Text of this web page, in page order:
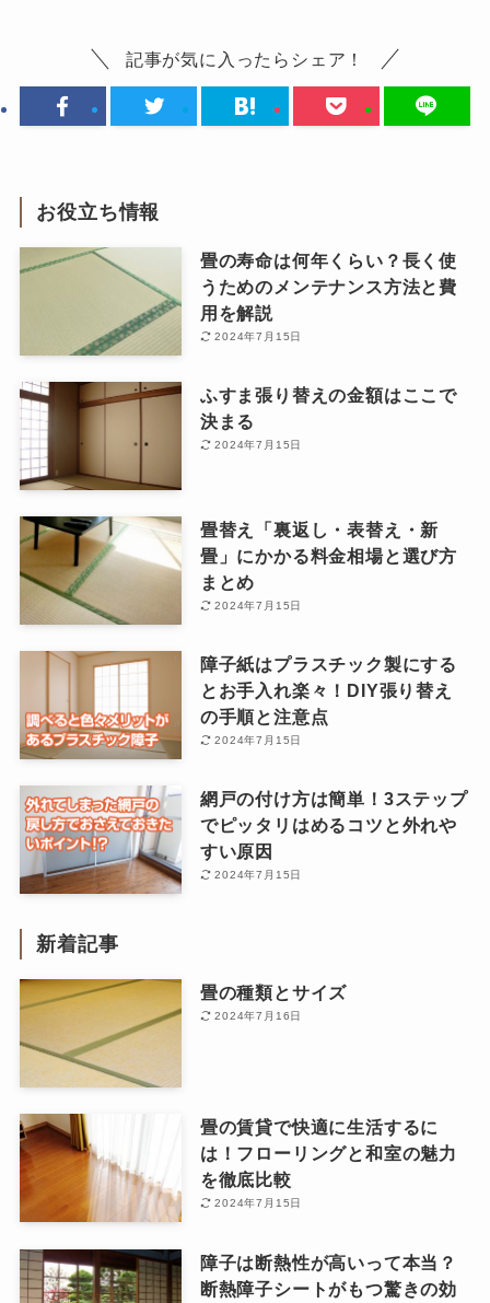
記事が気に入ったらシェア！
お役立ち情報
畳の寿命は何年くらい？長く使
うためのメンテナンス方法と費
用を解説
2024年7月15日
ふすま張り替えの金額はここで
決まる
2024年7月15日
畳替え「裏返し・表替え・新
畳」にかかる料金相場と選び方
まとめ
2024年7月15日
障子紙はプラスチック製にする
とお手入れ楽々！DIY張り替え
の手順と注意点
2024年7月15日
網戸の付け方は簡単！3ステップ
でピッタリはめるコツと外れや
すい原因
2024年7月15日
新着記事
畳の種類とサイズ
2024年7月16日
畳の賃貸で快適に生活するに
は！フローリングと和室の魅力
を徹底比較
2024年7月15日
障子は断熱性が高いって本当？
断熱障子シートがもつ驚きの効